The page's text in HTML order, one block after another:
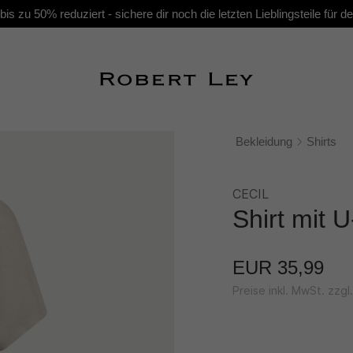
zu 50% reduziert - sichere dir noch die letzten Lieblingsteile für
Bekleidung Shirts
CECIL
Shirt mit
EUR 35,99
Preise inkl. MwSt.